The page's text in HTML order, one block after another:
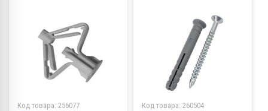
Код товара: 256077 Код товара: 260504